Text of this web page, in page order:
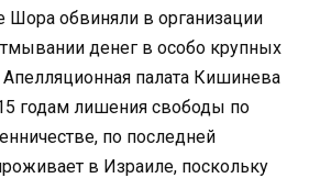
Шора обвиняли в организации
денег в особо крупных
палата Кишинева
годам лишения свободы по
по последней
в Израиле, поскольку